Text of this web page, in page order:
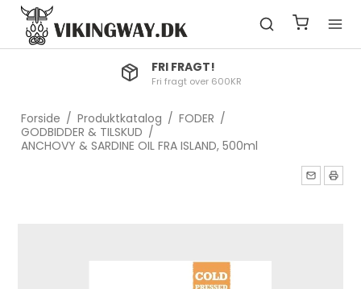
FRI FRAGT!
Fri fragt over 600KR
Forside / Produktkatalog / FODER /
GODBIDDER & TILSKUD /
ANCHOVY & SARDINE OIL FRA ISLAND, 500ml